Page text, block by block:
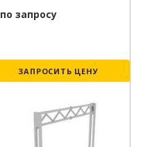
по запросу
ЗАПРОСИТЬ ЦЕНУ